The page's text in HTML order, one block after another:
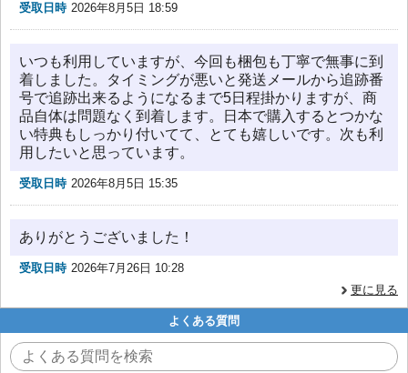
受取日時 2026年8月5日 18:59
いつも利用していますが、今回も梱包も丁寧で無事に到
着しました。タイミングが悪いと発送メールから追跡番
号で追跡出来るようになるまで5日程掛かりますが、商
品自体は問題なく到着します。日本で購入するとつかな
い特典もしっかり付いてて、とても嬉しいです。次も利
用したいと思っています。
受取日時 2026年8月5日 15:35
ありがとうございました！
受取日時 2026年7月26日 10:28
更に見る
よくある質問